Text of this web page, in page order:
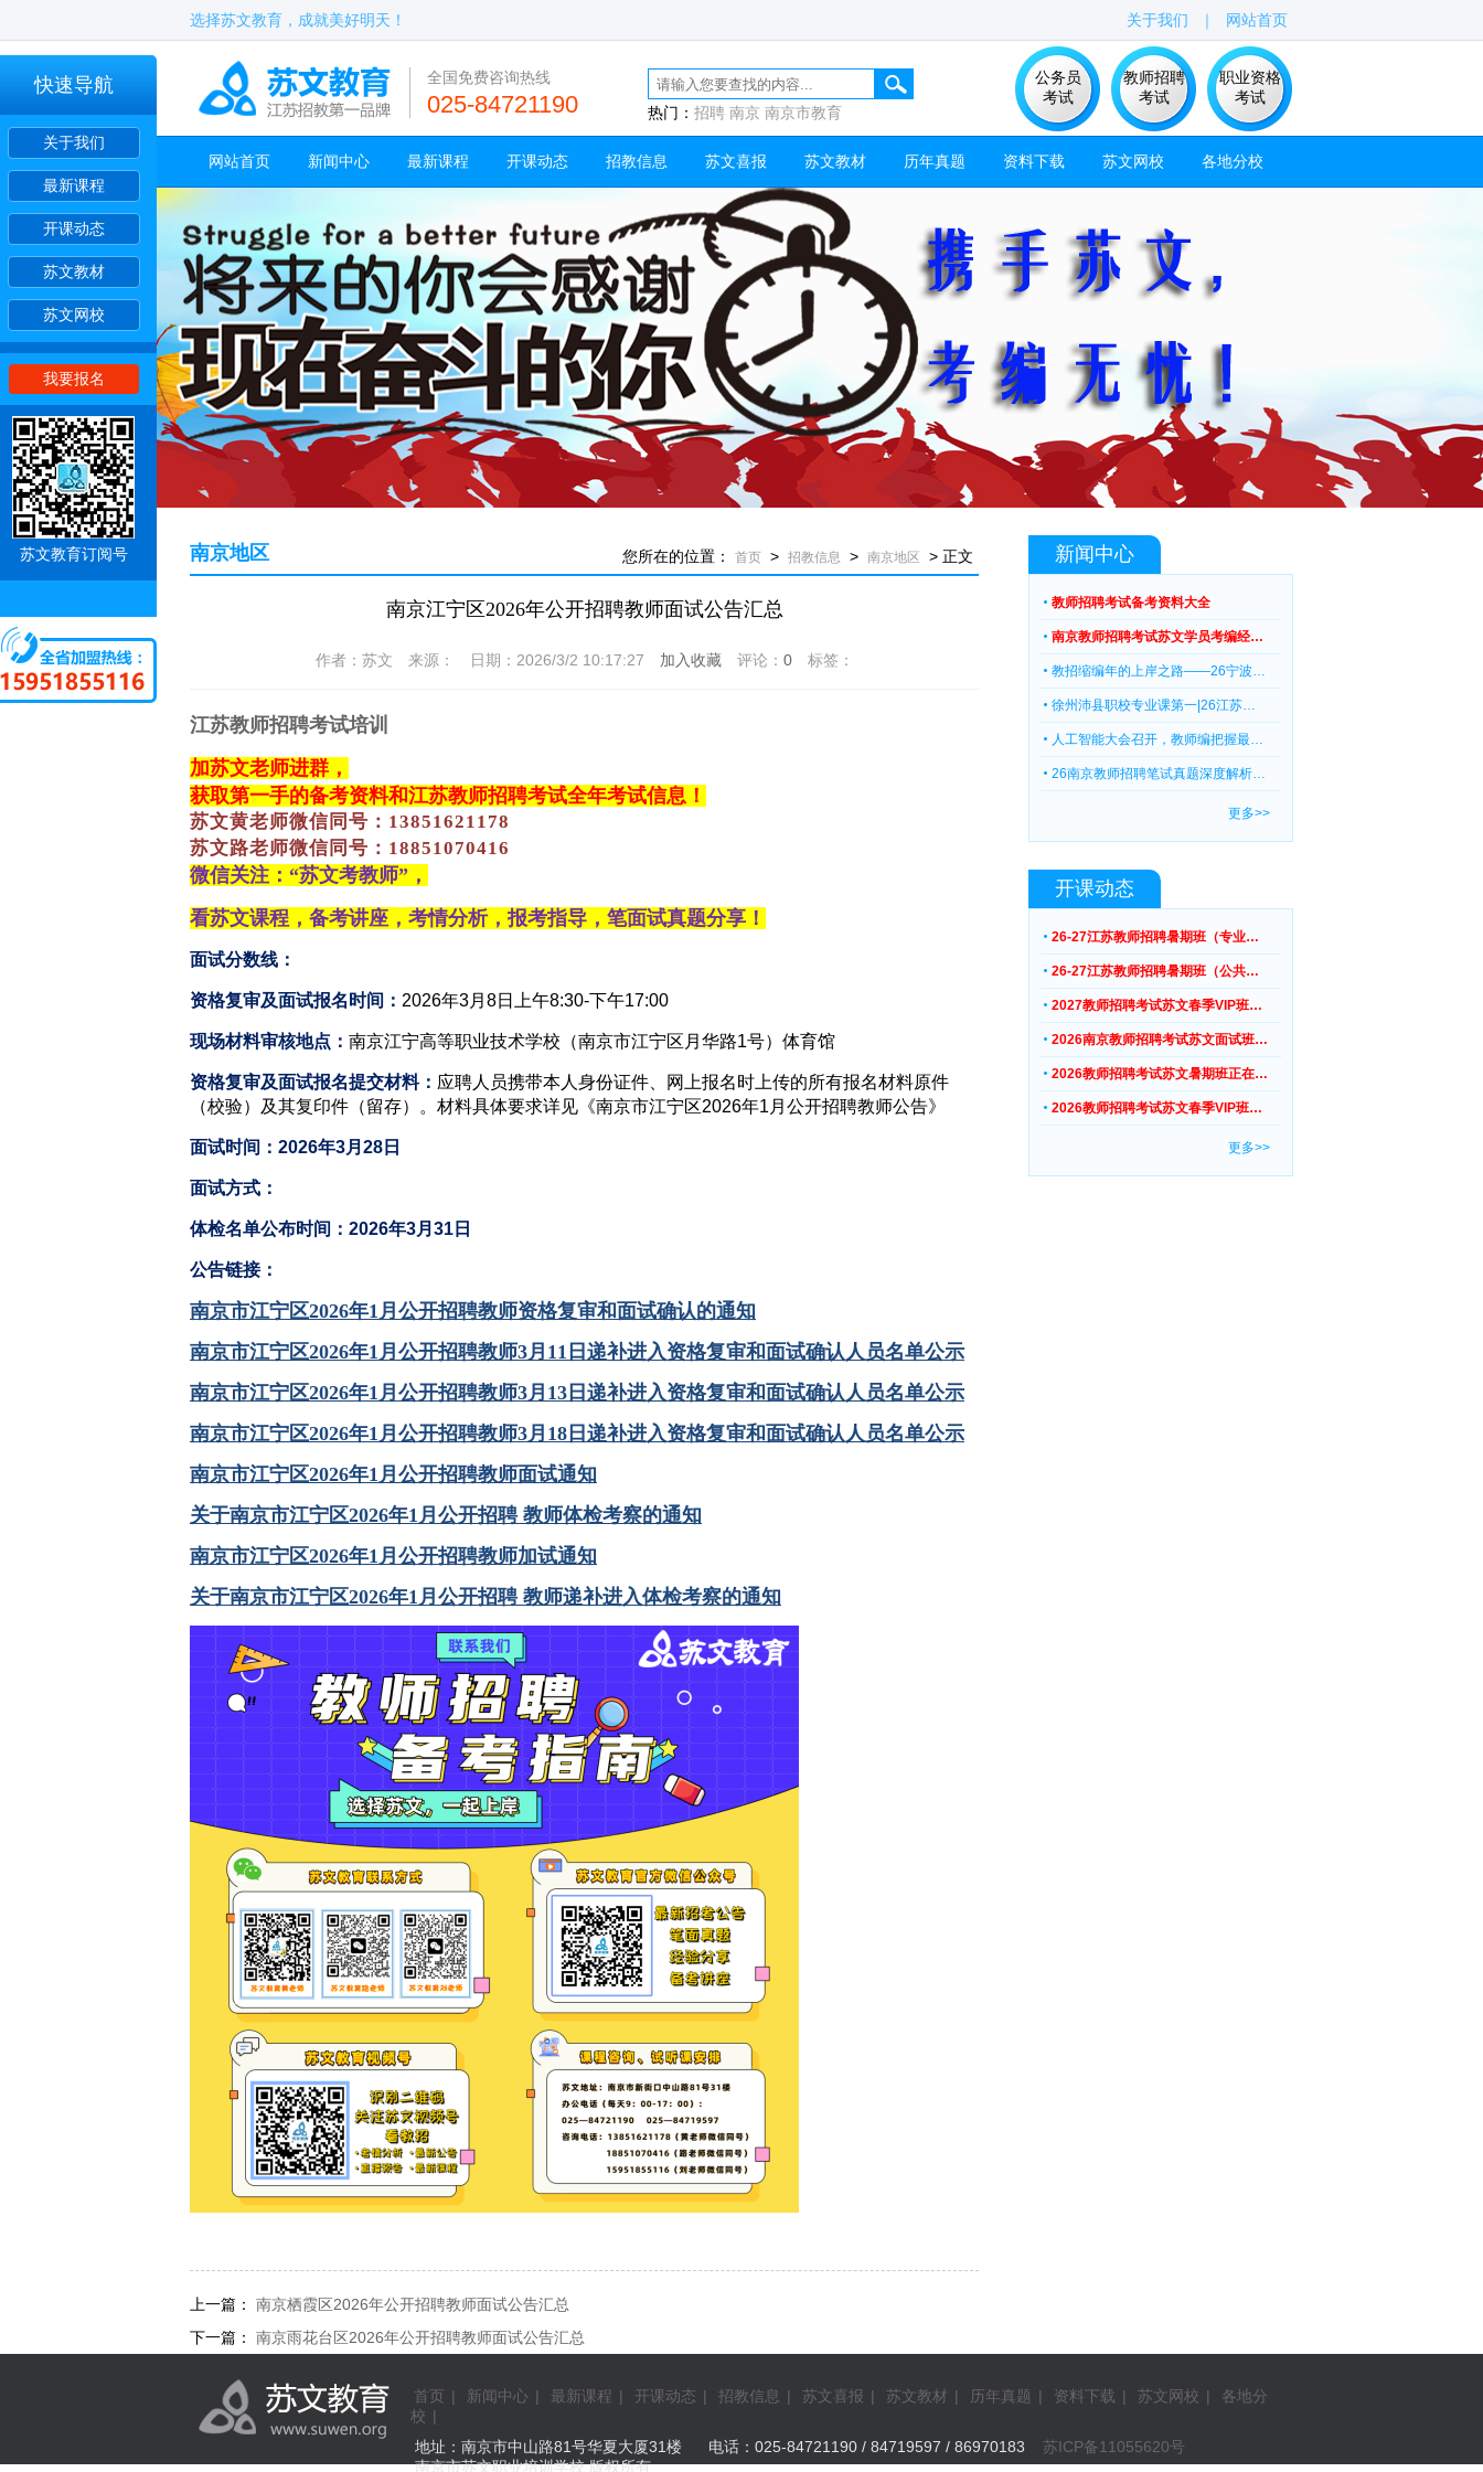
快速导航
关于我们
最新课程
开课动态
苏文教材
苏文网校
我要报名
苏文教育订阅号
选择苏文教育，成就美好明天！ 网站首页
｜
关于我们
全国免费咨询热线
025-84721190 热门： 招聘 南京 南京市教育
公务员
考试
教师招聘
考试
职业资格
考试
网站首页 新闻中心 最新课程 开课动态 招教信息 苏文喜报 苏文教材 历年真题 资料下载 苏文网校 各地分校
南京地区 您所在的位置： 首页 > 招教信息 > 南京地区 > 正文
南京江宁区2026年公开招聘教师面试公告汇总
作者：苏文 来源： 日期：2026/3/2 10:17:27 加入收藏评论： 0标签：
江苏教师招聘考试培训
加苏文老师进群，
获取第一手的备考资料和江苏教师招聘考试全年考试信息！
苏文黄老师微信同号： 13851621178
苏文路老师微信同号：18851070416
微信关注：“苏文考教师”，
看苏文课程，备考讲座，考情分析，报考指导，笔面试真题分享！
面试分数线：
资格复审及面试报名时间： 2026年3月8日上午8:30-下午17:00
现场材料审核地点： 南京江宁高等职业技术学校（南京市江宁区月华路1号）体育馆
资格复审及面试报名提交材料： 应聘人员携带本人身份证件、网上报名时上传的所有报名材料原件
（校验）及其复印件（留存）。材料具体要求详见《南京市江宁区2026年1月公开招聘教师公告》
面试时间：2026年3月28日
面试方式：
体检名单公布时间：2026年3月31日
公告链接：
南京市江宁区2026年1月公开招聘教师资格复审和面试确认的通知
南京市江宁区2026年1月公开招聘教师3月11日递补进入资格复审和面试确认人员名单公示
南京市江宁区2026年1月公开招聘教师3月13日递补进入资格复审和面试确认人员名单公示
南京市江宁区2026年1月公开招聘教师3月18日递补进入资格复审和面试确认人员名单公示
南京市江宁区2026年1月公开招聘教师面试通知
关于南京市江宁区2026年1月公开招聘 教师体检考察的通知
南京市江宁区2026年1月公开招聘教师加试通知
关于南京市江宁区2026年1月公开招聘 教师递补进入体检考察的通知
上一篇： 南京栖霞区2026年公开招聘教师面试公告汇总
下一篇： 南京雨花台区2026年公开招聘教师面试公告汇总
新闻中心
教师招聘考试备考资料大全
南京教师招聘考试苏文学员考编经…
教招缩编年的上岸之路——26宁波…
徐州沛县职校专业课第一|26江苏…
人工智能大会召开，教师编把握最…
26南京教师招聘笔试真题深度解析…
更多>>
开课动态
26-27江苏教师招聘暑期班（专业…
26-27江苏教师招聘暑期班（公共…
2027教师招聘考试苏文春季VIP班…
2026南京教师招聘考试苏文面试班…
2026教师招聘考试苏文暑期班正在…
2026教师招聘考试苏文春季VIP班…
更多>>
首页 | 新闻中心 | 最新课程 | 开课动态 | 招教信息 | 苏文喜报 | 苏文教材 | 历年真题 | 资料下载 | 苏文网校 |
各地分
校 |
地址：南京市中山路81号华夏大厦31楼 电话：025-84721190 / 84719597 / 86970183
苏ICP备11055620号
南京市苏文职业培训学校 版权所有